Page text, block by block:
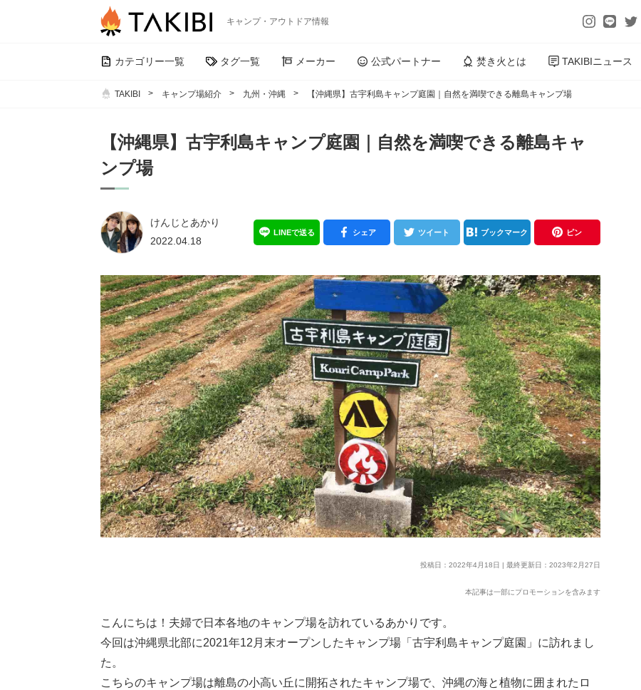
キャンプ・アウトドア情報
カテゴリー一覧 タグ一覧 メーカー 公式パートナー 焚き火とは TAKIBIニュース
TAKIBI キャンプ場紹介 九州・沖縄 【沖縄県】古宇利島キャンプ庭園｜自然を満喫できる離島キャンプ場
【沖縄県】古宇利島キャンプ庭園｜自然を満喫できる離島キャ
ンプ場
けんじとあかり
2022.04.18
LINEで送る シェア ツイート ブックマーク ピン
投稿日：2022年4月18日 | 最終更新日：2023年2月27日
本記事は一部にプロモーションを含みます
こんにちは！夫婦で日本各地のキャンプ場を訪れているあかりです。
今回は沖縄県北部に2021年12月末オープンしたキャンプ場「古宇利島キャンプ庭園」に訪れまし
た。
こちらのキャンプ場は離島の小高い丘に開拓されたキャンプ場で、沖縄の海と植物に囲まれたロ